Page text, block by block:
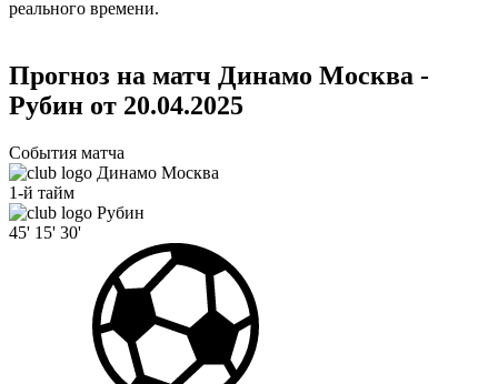
реального времени.
Прогноз на матч Динамо Москва -
Рубин от 20.04.2025
События матча
Динамо Москва
1-й тайм
Рубин
45' 15' 30'